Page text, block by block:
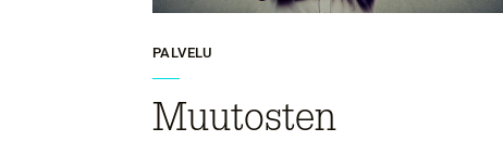
PALVELU
Muutosten